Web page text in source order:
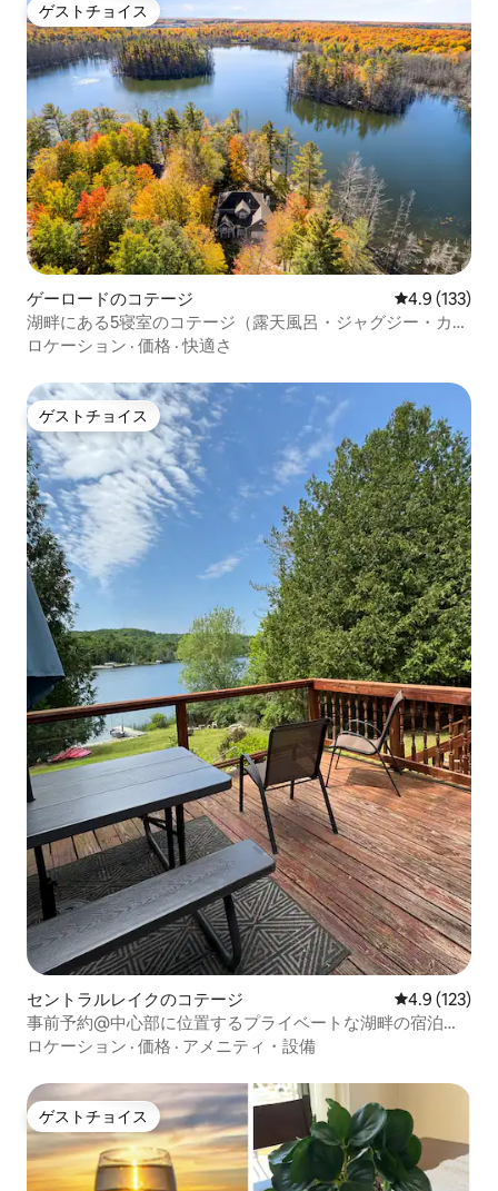
ゲストチョイス
ゲストチョイス
ゲーロードのコテージ レビュー133
4.9 (133)
湖畔にある5寝室のコテージ（露天風呂・ジャグジー・カヤ
ック付き）
ロケーション · 価格 ·快適さ
ゲストチョイス
ゲストチョイス
セントラルレイクのコテージ レビュー123
4.9 (123)
事前予約@中心部に位置するプライベートな湖畔の宿泊
先！
ロケーション · 価格 · アメニティ・設備
ゲストチョイス
ゲストチョイス